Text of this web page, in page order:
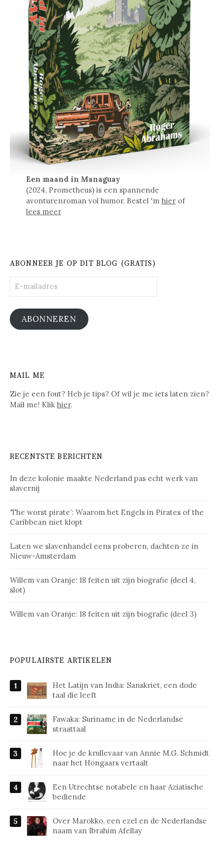
Een maand in Managuay
(2024, Prometheus) is een spannende
avonturenroman vol humor. Bestel 'm hierof
lees meer
ABONNEER JE OP DIT BLOG (GRATIS)
mailadres
ABONNEREN
MAIL ME
Zie je een fout? Heb je tips? Of wil je me iets laten zien?
Mail me! Klik hier.
RECENTSTE BERICHTEN
In deze kolonie maakte Nederland pas echt werk van
slavernij
‘The worst pirate’: Waarom het Engels in Pirates of the
Caribbean niet klopt
Laten we slavenhandel eens proberen, dachten ze in
Nieuw-Amsterdam
Willem van Oranje: 18 feiten uit zijn biografie (deel 4,
slot)
Willem van Oranje: 18 feiten uit zijn biografie (deel 3)
POPULAIRSTE ARTIKELEN
Het Latijn van India: Sanskriet, een dode
taal die leeft
Fawaka: Suriname in de Nederlandse
straattaal
Hoe je de krullevaar van Annie M.G. Schmidt
naar het Hongaars vertaalt
Een Utrechtse notabele en haar Aziatische
bediende
Over Marokko, een ezel en de Nederlandse
naam van Ibrahim Afellay